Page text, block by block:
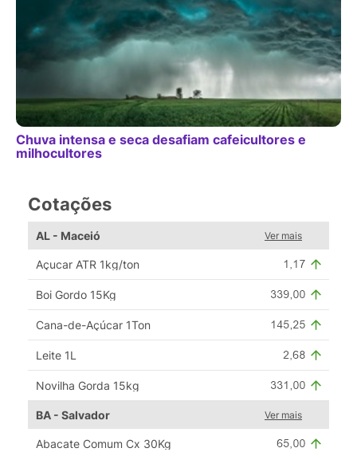
Chuva intensa e seca desafiam cafeicultores e
milhocultores
Cotações
AL - Maceió Ver mais
Açucar ATR 1kg/ton
Boi Gordo 15Kg
Cana-de-Açúcar 1Ton
Leite 1L
Novilha Gorda 15kg
BA - Salvador Ver mais
Abacate Comum Cx 30Kg